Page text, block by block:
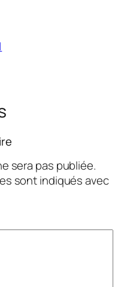
sera pas publiée.
sont indiqués avec